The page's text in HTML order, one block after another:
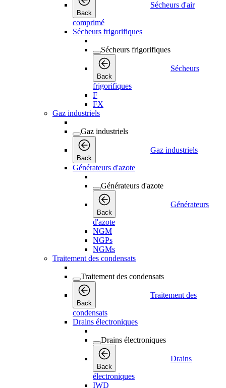
Back
Sécheurs d'air
comprimé
Sécheurs frigorifiques
Sécheurs frigorifiques
Back
Sécheurs
frigorifiques
F
FX
Gaz industriels
Gaz industriels
Back
Gaz industriels
Générateurs d'azote
Générateurs d'azote
Back
Générateurs
d'azote
NGM
NGPs
NGMs
Traitement des condensats
Traitement des condensats
Back
Traitement des
condensats
Drains électroniques
Drains électroniques
Back
Drains
électroniques
IWD